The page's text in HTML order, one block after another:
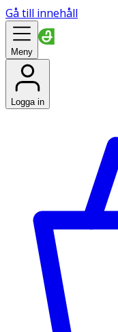
Gå till innehåll
Meny
Logga in